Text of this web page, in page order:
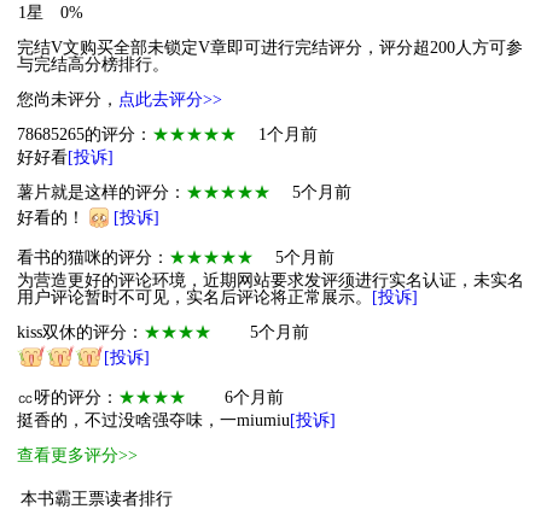
1星
0%
完结V文购买全部未锁定V章即可进行完结评分，评分超200人方可参
与完结高分榜排行。
您尚未评分， 点此去评分>>
78685265的评分： ★★★★★
1个月前
好好看[投诉]
薯片就是这样的评分： ★★★★★
5个月前
好看的！
[投诉]
看书的猫咪的评分： ★★★★★
5个月前
为营造更好的评论环境，近期网站要求发评须进行实名认证，未实名
用户评论暂时不可见，实名后评论将正常展示。
[投诉]
kiss双休的评分： ★★★★
5个月前
[投诉]
㏄呀的评分： ★★★★
6个月前
挺香的，不过没啥强夺味，一miumiu[投诉]
查看更多评分>>
本书霸王票读者排行